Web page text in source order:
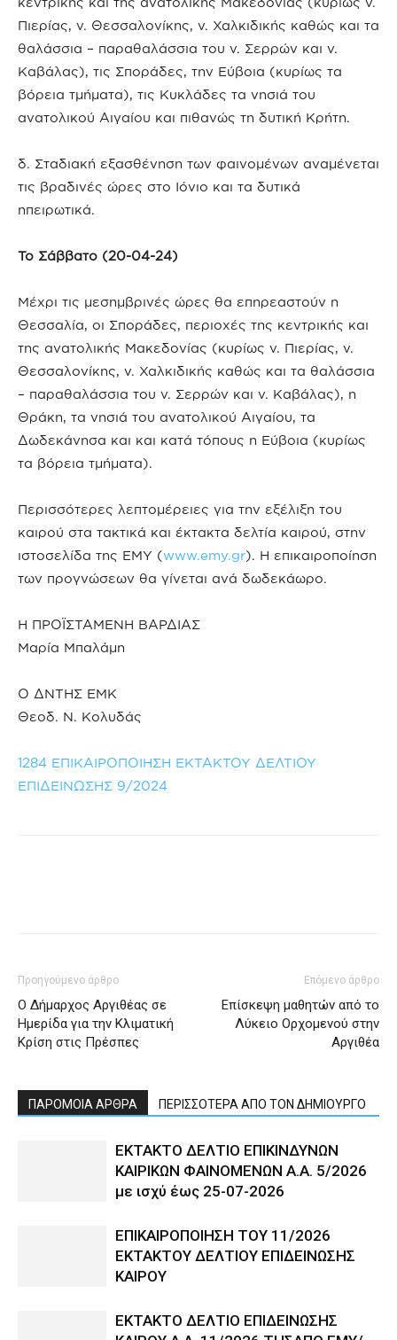
Πιερίας, ν. Θεσσαλονίκης, ν. Χαλκιδικής καθώς και τα
θαλάσσια – παραθαλάσσια του ν. Σερρών και ν.
Καβάλας), τις Σποράδες, την Εύβοια (κυρίως τα
βόρεια τμήματα), τις Κυκλάδες τα νησιά του
ανατολικού Αιγαίου και πιθανώς τη δυτική Κρήτη.
δ. Σταδιακή εξασθένηση των φαινομένων αναμένεται
τις βραδινές ώρες στο Ιόνιο και τα δυτικά
ηπειρωτικά.
Το Σάββατο (20-04-24)
Μέχρι τις μεσημβρινές ώρες θα επηρεαστούν η
Θεσσαλία, οι Σποράδες, περιοχές της κεντρικής και
της ανατολικής Μακεδονίας (κυρίως ν. Πιερίας, ν.
Θεσσαλονίκης, ν. Χαλκιδικής καθώς και τα θαλάσσια
– παραθαλάσσια του ν. Σερρών και ν. Καβάλας), η
Θράκη, τα νησιά του ανατολικού Αιγαίου, τα
Δωδεκάνησα και και κατά τόπους η Εύβοια (κυρίως
τα βόρεια τμήματα).
Περισσότερες λεπτομέρειες για την εξέλιξη του
καιρού στα τακτικά και έκτακτα δελτία καιρού, στην
ιστοσελίδα της ΕΜΥ (www.emy.gr). Η επικαιροποίηση
των προγνώσεων θα γίνεται ανά δωδεκάωρο.
Η ΠΡΟΪΣΤΑΜΕΝΗ ΒΑΡΔΙΑΣ
Μαρία Μπαλάμη
Ο ΔΝΤΗΣ ΕΜΚ
Θεοδ. Ν. Κολυδάς
1284 ΕΠΙΚΑΙΡΟΠΟΙΗΣΗ ΕΚΤΑΚΤΟΥ ΔΕΛΤΙΟΥ
ΕΠΙΔΕΙΝΩΣΗΣ 9/2024
Προηγούμενο άρθρο
Ο Δήμαρχος Αργιθέας σε
Ημερίδα για την Κλιματική
Κρίση στις Πρέσπες
Επόμενο άρθρο
Επίσκεψη μαθητών από το
Λύκειο Ορχομενού στην
Αργιθέα
ΠΑΡΟΜΟΙΑ ΑΡΘΡΑ ΠΕΡΙΣΣΟΤΕΡΑ ΑΠΟ ΤΟΝ ΔΗΜΙΟΥΡΓΟ
ΕΚΤΑΚΤΟ ΔΕΛΤΙΟ ΕΠΙΚΙΝΔΥΝΩΝ
ΚΑΙΡΙΚΩΝ ΦΑΙΝΟΜΕΝΩΝ Α.Α. 5/2026
με ισχύ έως 25-07-2026
ΕΠΙΚΑΙΡΟΠΟΙΗΣΗ ΤΟΥ 11/2026
ΕΚΤΑΚΤΟΥ ΔΕΛΤΙΟΥ ΕΠΙΔΕΙΝΩΣΗΣ
ΚΑΙΡΟΥ
ΕΚΤΑΚΤΟ ΔΕΛΤΙΟ ΕΠΙΔΕΙΝΩΣΗΣ